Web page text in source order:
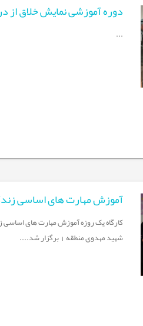
دوره آموزشی نمایش خلاق
...
آموزش مهارت های اساسی
شهید مهدوی منطقه 1 برگزار شد....